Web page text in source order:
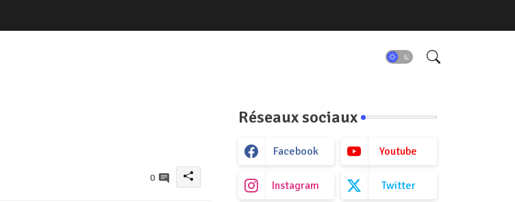
0
Réseaux sociaux
Facebook Youtube
Instagram Twitter